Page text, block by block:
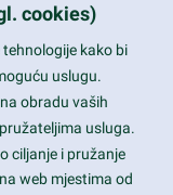
cookies)
kako bi
uslugu.
obradu vaših
usluga.
ciljanje i pružanje
web mjestima od